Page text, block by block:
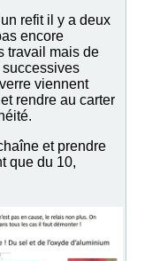
refit il y a deux
encore
travail mais de
viennent
rendre au carter
et prendre
que du 10,